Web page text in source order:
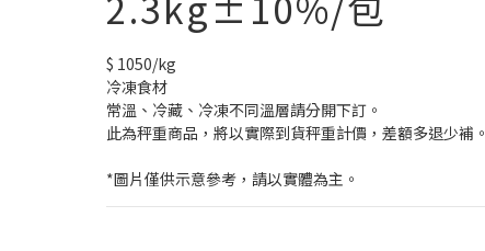
$ 1050/kg
冷凍食材
常溫、冷藏、冷凍不同溫層請分開下訂。
此為秤重商品，將以實際到貨秤重計價，差額多退少補。
*圖片僅供示意參考，請以實體為主。